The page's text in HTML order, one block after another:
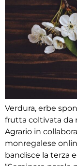
Verdura, erbe
frutta coltivata da
Agrario in
monregalese
bandisce la terza